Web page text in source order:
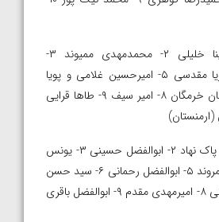
۶۵ کیلوگرم: ۱- سینا خلیلی ۲- محمدمهدی ممیوند ۳-
محمدرضا باخدا و آریا مقدسی ۵- امیرحسین غلامی و پویا
هاشمی ۷- محمدماهان خرمگان ۸- امیر سیف ۹- طاها قرایی
۷۱ کیلوگرم: ۱- مهدی پاک نهاد ۲- ابوالفضل حسینی ۳- یونس
شفیعی و ابوالفضل کمروند ۵- ابوالفضل رحمانی ۶- سید حسن
مقیمی ۷- فرزین یزدانی ۸- امیرمهدی مقدم ۹- ابوالفضل باقری